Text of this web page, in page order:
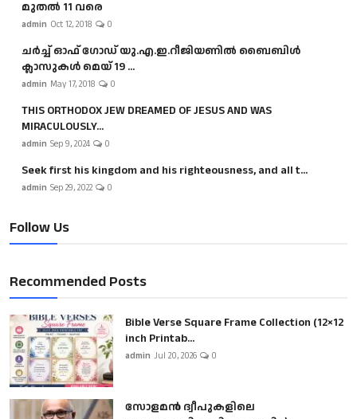
മുതൽ 11 വരെ
admin Oct 12, 2018 0
ചർച്ച് ഓഫ് ഗോഡ് യു.എ.ഇ.റീജിയണിൽ ബൈബിൾ
ക്ലാസുകൾ മെയ് 19 ...
admin May 17, 2018 0
THIS ORTHODOX JEW DREAMED OF JESUS AND WAS
MIRACULOUSLY...
admin Sep 9, 2024 0
Seek first his kingdom and his righteousness, and all t...
admin Sep 29, 2022 0
Follow Us
Recommended Posts
Bible Verse Square Frame Collection (12×12
inch Printab...
admin Jul 20, 2026 0
സോളമൻ ദ്വീപുകളിലെ